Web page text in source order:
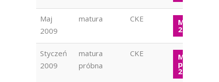
Maj
2009
matura CKE Matura
2009
Styczeń
2009
matura
próbna
CKE Matura
próbna
2009